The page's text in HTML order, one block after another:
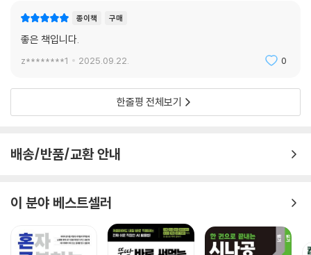
종이책 구매
좋은 책입니다.
z********1 2025.09.22. 0
한줄평 전체보기
배송/반품/교환 안내
이 분야 베스트셀러